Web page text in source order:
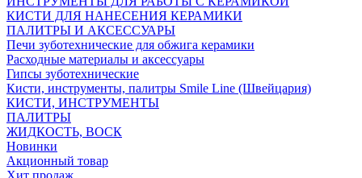
КИСТИ ДЛЯ НАНЕСЕНИЯ КЕРАМИКИ
ПАЛИТРЫ И АКСЕССУАРЫ
Печи зуботехнические для обжига керамики
Расходные материалы и аксессуары
Гипсы зуботехнические
Кисти, инструменты, палитры Smile Line (Швейцария)
КИСТИ, ИНСТРУМЕНТЫ
ПАЛИТРЫ
ЖИДКОСТЬ, ВОСК
Новинки
Акционный товар
Хит продаж